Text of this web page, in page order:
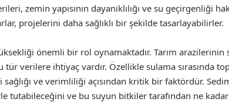
zemin yapısının dayanıklılığı ve su geçirgenliği
projelerini daha sağlıklı bir şekilde tasarlayabilirler.
önemli bir rol oynamaktadır. Tarım arazilerinin
verilere ihtiyaç vardır. Özellikle sulama sırasında
ve verimliliği açısından kritik bir faktördür.
tutabileceğini ve bu suyun bitkiler tarafından ne kadar